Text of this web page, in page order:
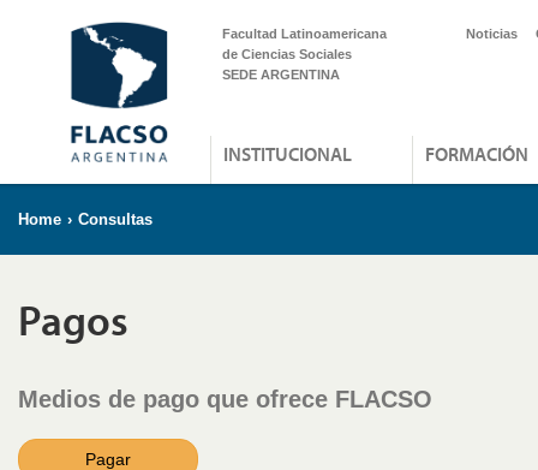
Facultad Latinoamericana
de Ciencias Sociales
SEDE ARGENTINA
Noticias
INSTITUCIONAL FORMACIÓN
Home › Consultas
Pagos
Medios de pago que ofrece FLACSO
Pagar